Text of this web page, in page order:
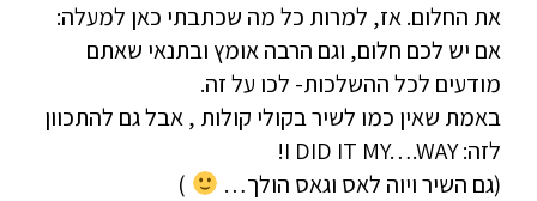
את החלום. אז, למרות כל מה שכתבתי כאן למעלה:
אם יש לכם חלום, וגם הרבה אומץ ובתנאי שאתם
מודעים לכל ההשלכות- לכו על זה.
באמת שאין כמו לשיר בקולי קולות , אבל גם להתכוון
לזה: I DID IT MY….WAY!
(גם השיר ויוה לאס וגאס הולך…
)